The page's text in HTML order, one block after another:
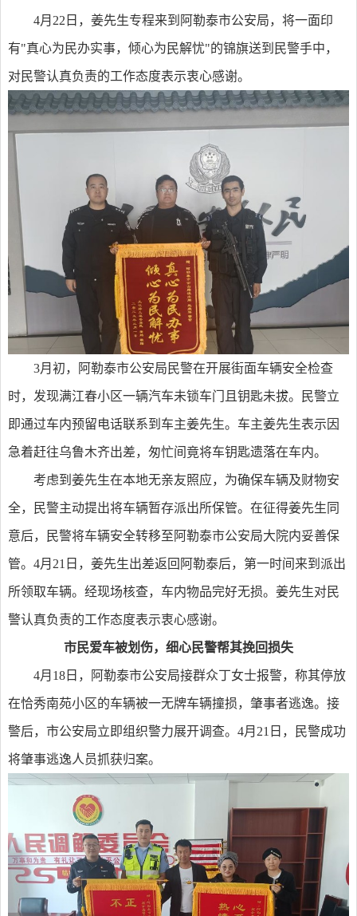
4月22日，姜先生专程来到阿勒泰市公安局，将一面印
有"真心为民办实事，倾心为民解忧"的锦旗送到民警手中，
对民警认真负责的工作态度表示衷心感谢。
3月初，阿勒泰市公安局民警在开展街面车辆安全检查
时，发现满江春小区一辆汽车未锁车门且钥匙未拔。民警立
即通过车内预留电话联系到车主姜先生。车主姜先生表示因
急着赶往乌鲁木齐出差，匆忙间竟将车钥匙遗落在车内。
考虑到姜先生在本地无亲友照应，为确保车辆及财物安
全，民警主动提出将车辆暂存派出所保管。在征得姜先生同
意后，民警将车辆安全转移至阿勒泰市公安局大院内妥善保
管。4月21日，姜先生出差返回阿勒泰后，第一时间来到派出
所领取车辆。经现场核查，车内物品完好无损。姜先生对民
警认真负责的工作态度表示衷心感谢。
市民爱车被划伤，细心民警帮其挽回损失
4月18日，阿勒泰市公安局接群众丁女士报警，称其停放
在恰秀南苑小区的车辆被一无牌车辆撞损，肇事者逃逸。接
警后，市公安局立即组织警力展开调查。4月21日，民警成功
将肇事逃逸人员抓获归案。